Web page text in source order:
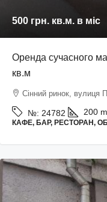
500 грн. кв.м. в міс
Оренда сучасного
кв.м
Сінний ринок, вулиця
№: 24782 200
КАФЕ, БАР, РЕСТОРАН,